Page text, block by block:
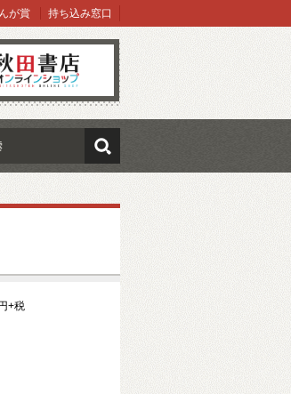
ショップ
が賞 持ち込み窓口
検索
+税